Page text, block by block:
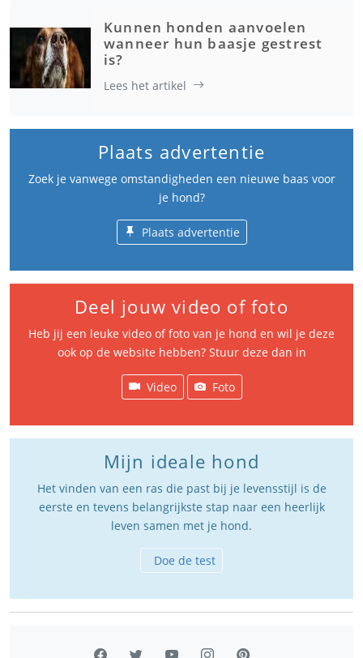
Kunnen honden aanvoelen
wanneer hun baasje gestrest
is?
Lees het artikel
Plaats advertentie
Zoek je vanwege omstandigheden een nieuwe baas voor
je hond?
Plaats advertentie
Deel jouw video of foto
Heb jij een leuke video of foto van je hond en wil je deze
ook op de website hebben? Stuur deze dan in
Video Foto
Mijn ideale hond
Het vinden van een ras die past bij je levensstijl is de
eerste en tevens belangrijkste stap naar een heerlijk
leven samen met je hond.
Doe de test